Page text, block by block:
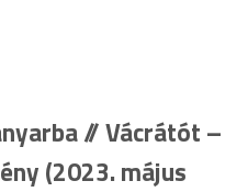
// Vácrátót –
(2023. május